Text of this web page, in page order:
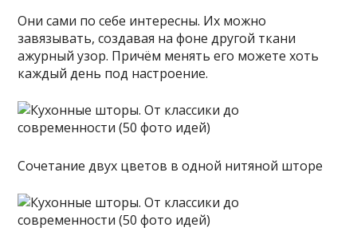
Они сами по себе интересны. Их можно
завязывать, создавая на фоне другой ткани
ажурный узор. Причём менять его можете хоть
каждый день под настроение.
Сочетание двух цветов в одной нитяной шторе